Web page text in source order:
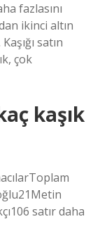
fazlasını
ikinci altın
satın
çok
kaşık
satır daha